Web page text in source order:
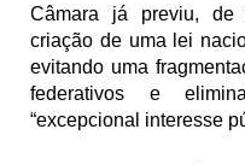
Câmara já previu, de
criação de uma lei
evitando uma
federativos e
“excepcional interesse